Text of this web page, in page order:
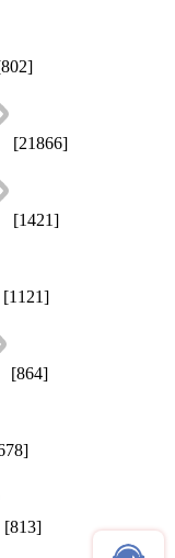
[21866]
[1421]
[1121]
[864]
[813]